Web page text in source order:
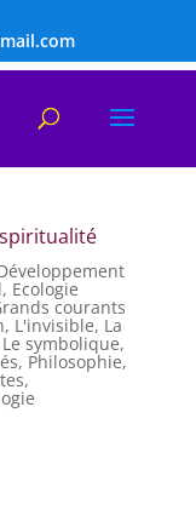
, Ecologie
courants
, L'invisible, La
Le symbolique,
, Philosophie,
,